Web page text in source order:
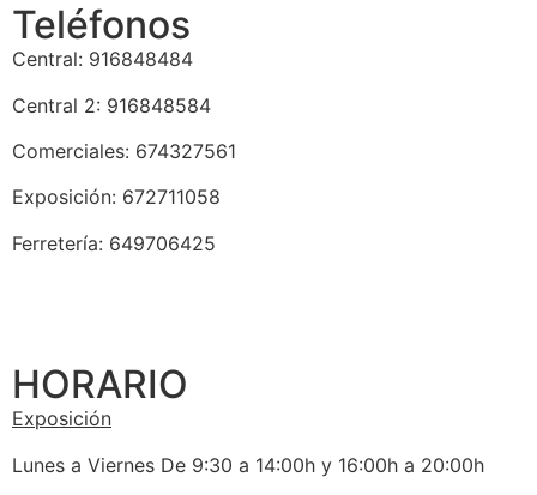
Teléfonos
Central: 916848484
Central 2: 916848584
Comerciales: 674327561
Exposición: 672711058
Ferretería: 649706425
HORARIO
Exposición
Lunes a Viernes De 9:30 a 14:00h y 16:00h a 20:00h